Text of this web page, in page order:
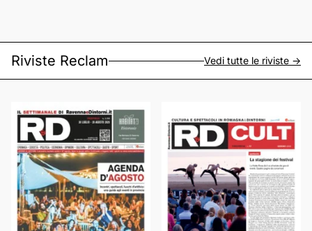
Riviste Reclam Vedi tutte le riviste ->